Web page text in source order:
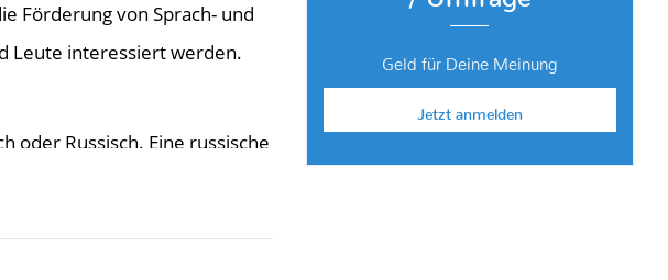
Förderung von Sprach- und
Leute interessiert werden.
oder Russisch. Eine russische
der damaligen
Geld für Deine Meinung
Jetzt anmelden